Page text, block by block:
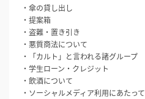
・傘の貸し出し
・提案箱
・盗難・置き引き
・悪質商法について
・「カルト」と言われる諸グループ
・学生ローン・クレジット
・飲酒について
・ソーシャルメディア利用にあたって